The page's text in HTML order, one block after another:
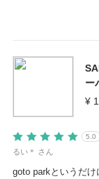
ー
¥
5.0
るい＊ さん
goto parkというだ